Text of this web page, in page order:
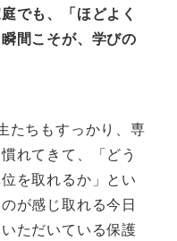
でも、「ほどよく
間こそが、学びの
たちもすっかり、専
れてきて、「どう
を取れるか」とい
が感じ取れる今日
ただいている保護